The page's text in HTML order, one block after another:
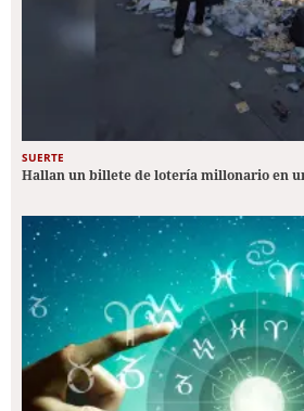
SUERTE
Hallan un billete de lotería millonario en